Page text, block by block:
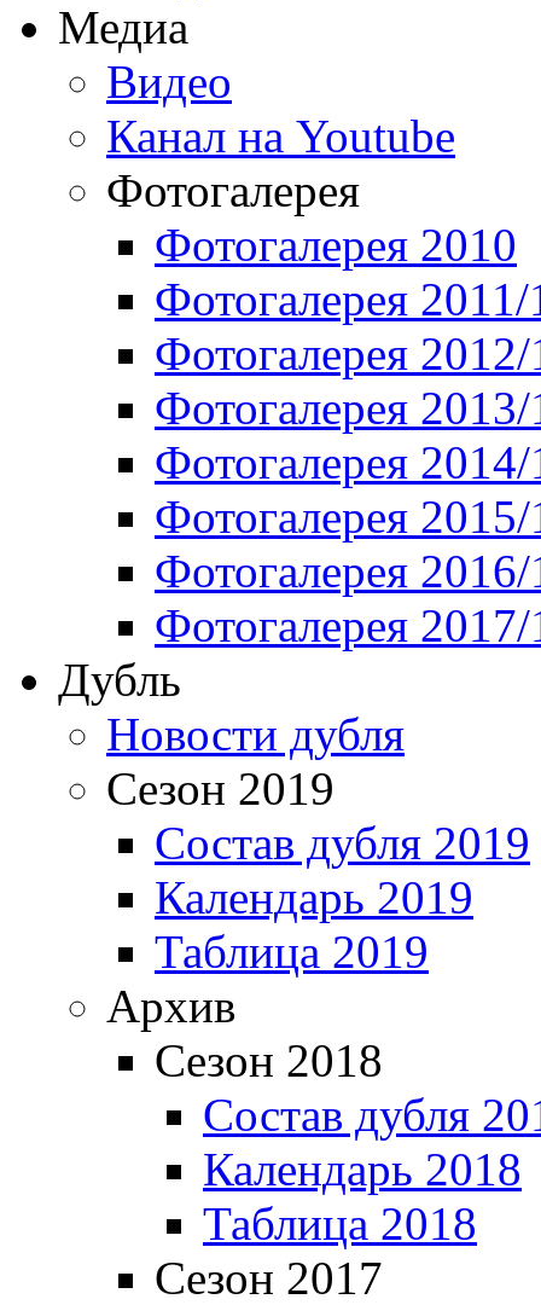
Медиа
Видео
Канал на Youtube
Фотогалерея
Фотогалерея 2010
Фотогалерея 2011/
Фотогалерея
Фотогалерея
Фотогалерея
Фотогалерея
Фотогалерея
Фотогалерея
Дубль
Новости дубля
Сезон 2019
Состав дубля 2019
Календарь 2019
Таблица 2019
Архив
Сезон 2018
Состав дубля
Календарь 2018
Таблица 2018
Сезон 2017